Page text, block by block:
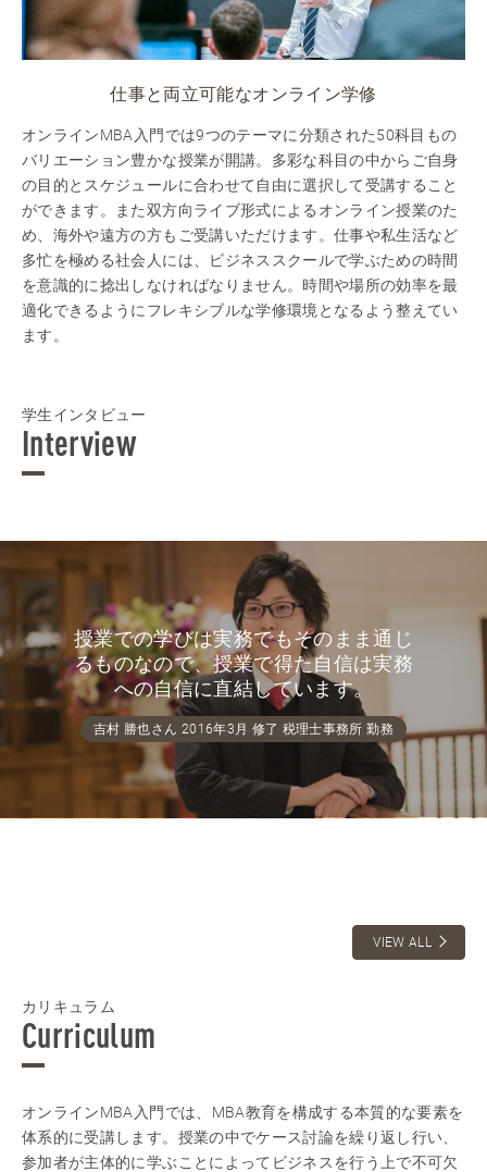
仕事と両立可能なオンライン学修
オンラインMBA入門では9つのテーマに分類された50科目もの
バリエーション豊かな授業が開講。多彩な科目の中からご自身
の目的とスケジュールに合わせて自由に選択して受講すること
ができます。また双方向ライブ形式によるオンライン授業のた
め、海外や遠方の方もご受講いただけます。仕事や私生活など
多忙を極める社会人には、ビジネススクールで学ぶための時間
を意識的に捻出しなければなりません。時間や場所の効率を最
適化できるようにフレキシブルな学修環境となるよう整えてい
ます。
学生インタビュー
Interview
授業での学びは実務でもそのまま通じ
るものなので、授業で得た自信は実務
への自信に直結しています。
吉村 勝也さん 2016年3月 修了 税理士事務所 勤務
VIEW ALL
カリキュラム
Curriculum
オンラインMBA入門では、MBA教育を構成する本質的な要素を
体系的に受講します。授業の中でケース討論を繰り返し行い、
参加者が主体的に学ぶことによってビジネスを行う上で不可欠